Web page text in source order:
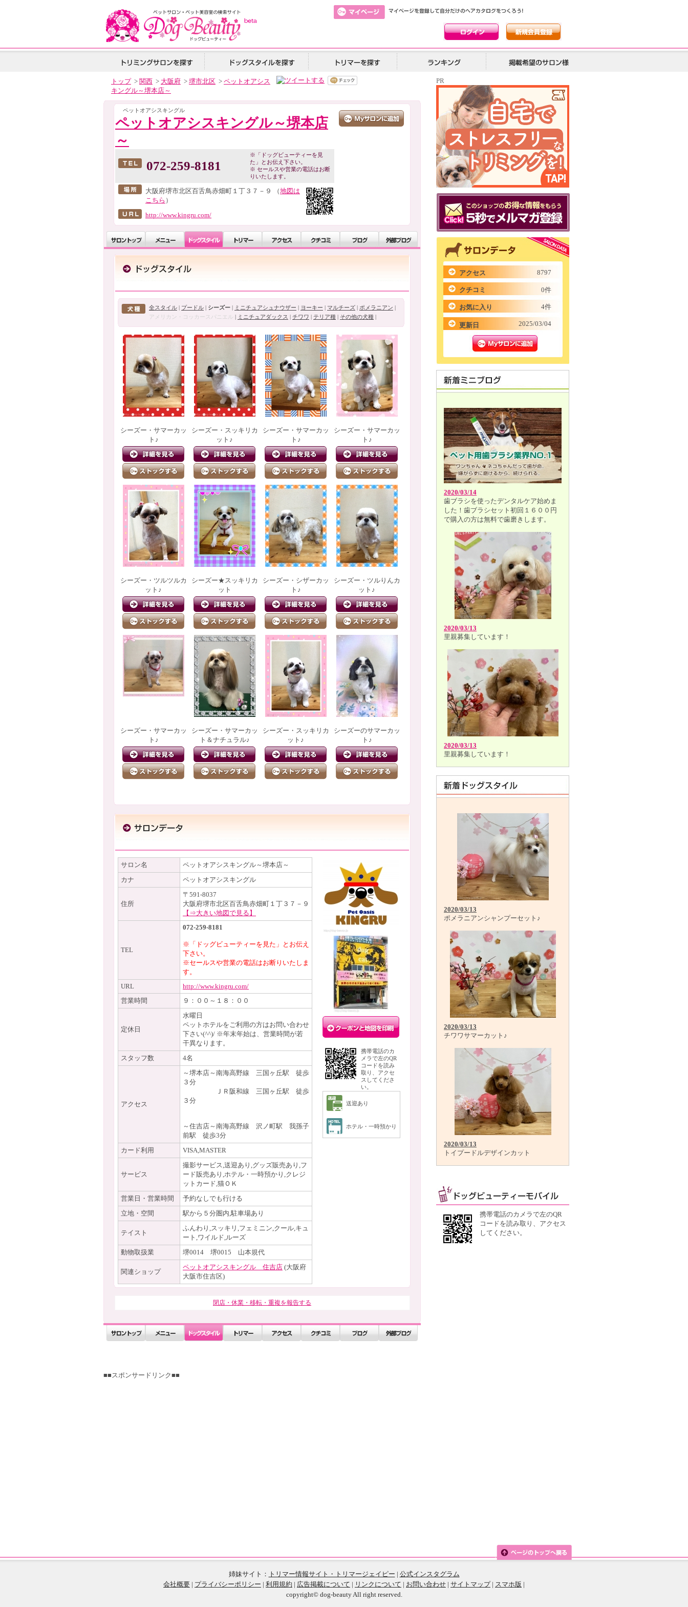
トップ> 関西 > 大阪府 > 堺市北区 > ペットオアシス
キングル～堺本店～
ペットオアシスキングル
ペットオアシスキングル～堺本店
～
072-259-8181
※「ドッグビューティーを見
た」とお伝え下さい。
※ セールスや営業の電話はお断
りいたします。
大阪府堺市北区百舌鳥赤畑町１丁３７－９ （地図は
こちら ）
http://www.kingru.com/
全スタイル プードル シーズー ミニチュアシュナウザー ヨーキー マルチーズ ポメラニアン
アメリカン・コッカースパニエル
ミニチュアダックス チワワ テリア種 その他の犬種
シーズー・サマーカッ
ト♪
シーズー・スッキリカ
ット♪
シーズー・サマーカッ
ト♪
シーズー・サマーカッ
ト♪
シーズー・ツルツルカ
ット♪
シーズー★スッキリカ
ット
シーズー・シザーカッ
ト♪
シーズー・ツルりんカ
ット♪
シーズー・サマーカッ
ト♪
シーズー・サマーカッ
ト＆ナチュラル♪
シーズー・スッキリカ
ット♪
シーズーのサマーカッ
ト♪
サロン名
ペットオアシスキングル～堺本店～
カナ
ペットオアシスキングル
住所
〒591-8037
大阪府堺市北区百舌鳥赤畑町１丁３７－９
【⇒大きい地図で見る】
TEL
072-259-8181
※「ドッグビューティーを見た」とお伝え
下さい。
※セールスや営業の電話はお断りいたしま
す。
URL
http://www.kingru.com/
営業時間
９：００～１８：００
定休日
水曜日
ペットホテルをご利用の方はお問い合わせ
下さい(^^)/ ※年末年始は、営業時間が若
干異なります。
スタッフ数
4名
アクセス
～堺本店～南海高野線 三国ヶ丘駅 徒歩
３分
ＪＲ阪和線 三国ヶ丘駅 徒歩
３分
～住吉店～南海高野線 沢ノ町駅 我孫子
前駅 徒歩3分
カード利用
VISA,MASTER
サービス
撮影サービス,送迎あり,グッズ販売あり,フ
ード販売あり,ホテル・一時預かり,クレジ
ットカード,猫ＯＫ
営業日・営業時間
予約なしでも行ける
立地・空間
駅から５分圏内,駐車場あり
テイスト
ふんわり,スッキリ,フェミニン,クール,キュ
ート,ワイルド,ルーズ
動物取扱業
堺0014 堺0015 山本規代
関連ショップ
ペットオアシスキングル 住吉店 (大阪府
大阪市住吉区)
携帯電話のカ
メラで左のQR
コードを読み
取り、アクセ
スしてくださ
い。
送迎あり
ホテル・一時預かり
閉店・休業・移転・重複を報告する
■■スポンサードリンク■■
PR
アクセス 8797
クチコミ 0件
お気に入り 4件
更新日 2025/03/04
2020/03/14
歯ブラシを使ったデンタルケア始めま
した！歯ブラシセット初回１６００円
で購入の方は無料で歯磨きします。
2020/03/13
里親募集しています！
2020/03/13
里親募集しています！
2020/03/13
ポメラニアンシャンプーセット♪
2020/03/13
チワワサマーカット♪
2020/03/13
トイプードルデザインカット
携帯電話のカメラで左のQR
コードを読み取り、アクセス
してください。
姉妹サイト： トリマー情報サイト・トリマージェイピー | 公式インスタグラム
会社概要 | プライバシーポリシー | 利用規約 | 広告掲載について | リンクについて | お問い合わせ | サイトマップ| スマホ版 |
copyright© dog-beauty All right reserved.